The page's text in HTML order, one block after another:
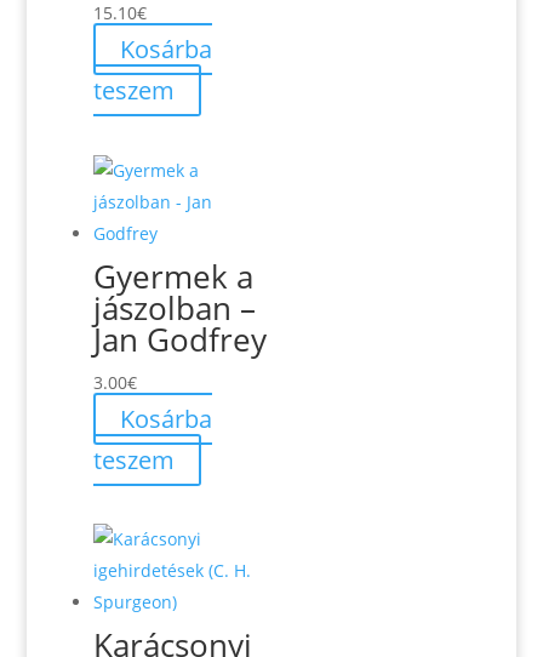
15.10€
Kosárba
teszem
Gyermek a
jászolban –
Jan Godfrey
3.00€
Kosárba
teszem
Karácsonyi